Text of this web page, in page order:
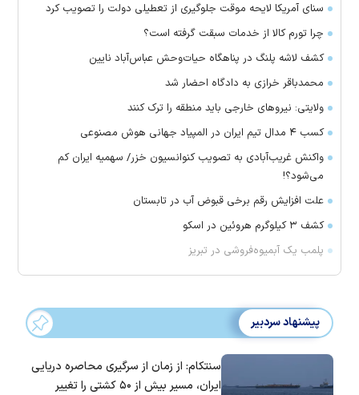
سنای آمریکا لایحه موقت جلوگیری از تعطیلی دولت را تصویب کرد
چرا تورم کالا از خدمات سبقت گرفته است؟
کشف لاشه پلنگ در پناهگاه حیات‌وحش عباس‌آباد نایین
محمدباقر خرازی به دادگاه احضار شد
ولایتی: نیرو‌های خارجی باید منطقه را ترک کنند
کسب ۴ مدال تیم ایران در المپیاد جهانی هوش مصنوعی
واکنش غریب‌آبادی به تصویب کنوانسیون خزر/ سهمیه ایران کم
می‌شود؟!
علت افزایش رقم برخی قبوض آب در تابستان
کشف ۳ کیلوگرم هروئین در اسکو
پلمب یک آبمیوه‌فروشی در تبریز
پیشنهاد سردبیر
سنتکام: از زمان از سرگیری محاصره دریایی
ایران، مسیر بیش از ۵۰ کشتی را تغییر